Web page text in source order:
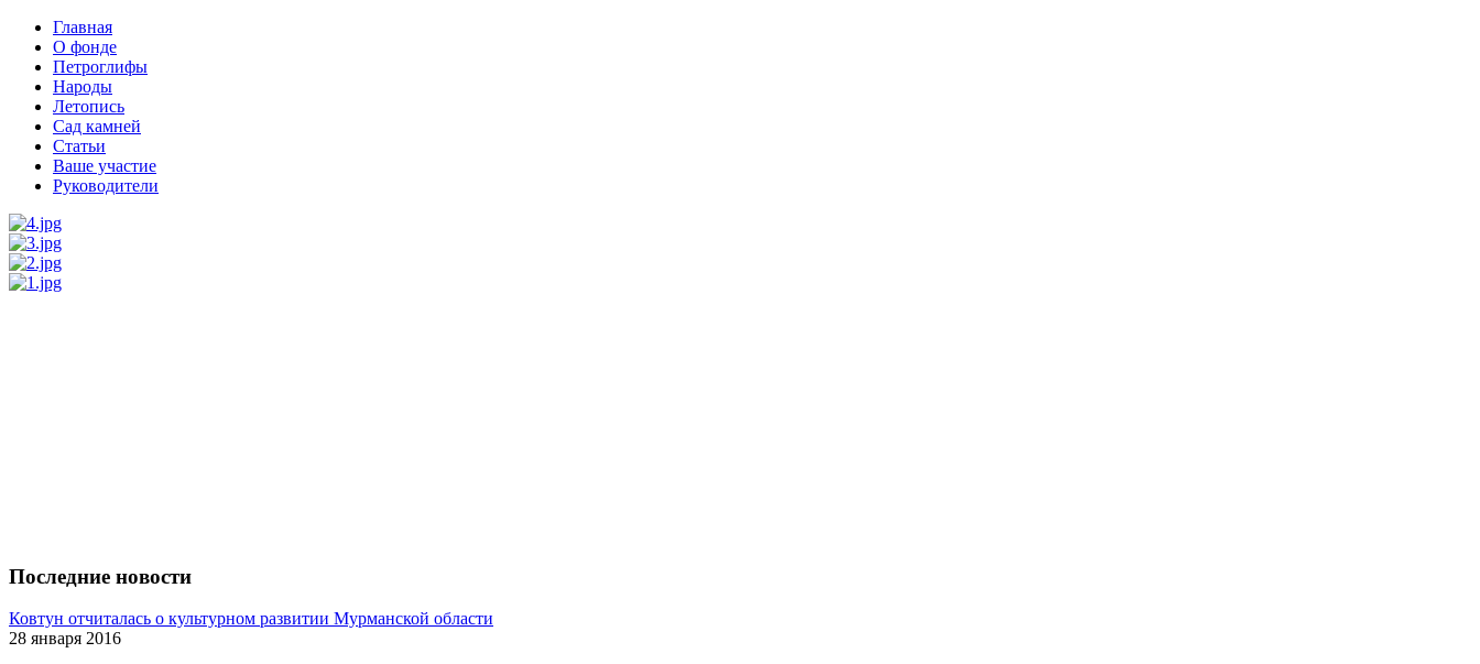
Главная
О фонде
Петроглифы
Народы
Летопись
Сад камней
Статьи
Ваше участие
Руководители
Последние новости
Ковтун отчиталась о культурном развитии Мурманской области
28 января 2016